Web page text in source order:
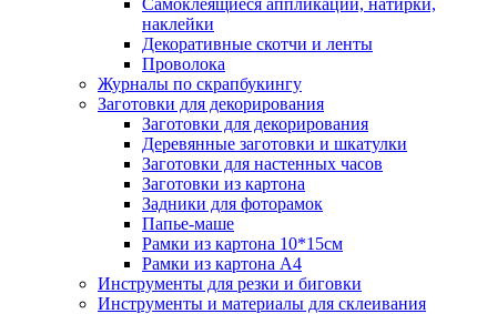
Самоклеящиеся аппликации, натирки,
наклейки
Декоративные скотчи и ленты
Проволока
Журналы по скрапбукингу
Заготовки для декорирования
Заготовки для декорирования
Деревянные заготовки и шкатулки
Заготовки для настенных часов
Заготовки из картона
Задники для фоторамок
Папье-маше
Рамки из картона 10*15см
Рамки из картона А4
Инструменты для резки и биговки
Инструменты и материалы для склеивания